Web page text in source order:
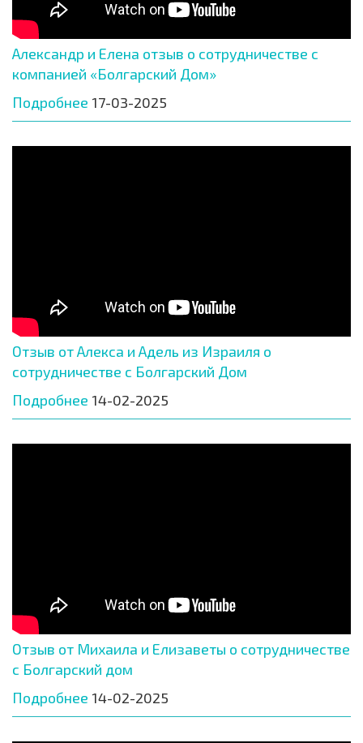
Александр и Елена отзыв о сотрудничестве с
компанией «Болгарский Дом»
Подробнее 17-03-2025
Отзыв от Алекса и Адель из Израиля о
сотрудничестве с Болгарский Дом
Подробнее 14-02-2025
Отзыв от Михаила и Елизаветы о сотрудничестве
с Болгарский дом
Подробнее 14-02-2025